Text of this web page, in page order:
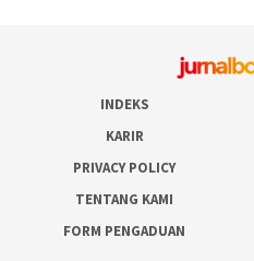
INDEKS
KARIR
PRIVACY POLICY
TENTANG KAMI
FORM PENGADUAN